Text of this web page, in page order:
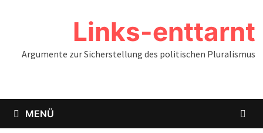
Links-enttarnt
Argumente zur Sicherstellung des politischen Pluralismus
MENÜ